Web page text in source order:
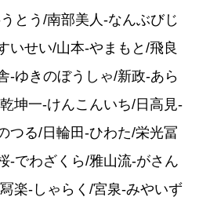
とう/南部美人-なんぶびじ
いせい/山本-やまもと/飛良
-ゆきのぼうしゃ/新政-あら
坤一-けんこんいち/日高見-
つる/日輪田-ひわた/栄光冨
-でわざくら/雅山流-がさん
楽-しゃらく/宮泉-みやいず